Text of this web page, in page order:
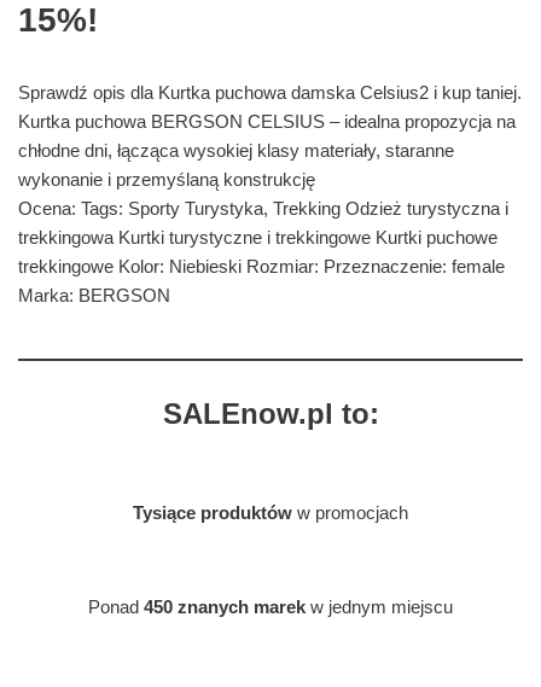
15%!
Sprawdź opis dla Kurtka puchowa damska Celsius2 i kup taniej.
Kurtka puchowa BERGSON CELSIUS – idealna propozycja na
chłodne dni, łącząca wysokiej klasy materiały, staranne
wykonanie i przemyślaną konstrukcję
Ocena: Tags: Sporty Turystyka, Trekking Odzież turystyczna i
trekkingowa Kurtki turystyczne i trekkingowe Kurtki puchowe
trekkingowe Kolor: Niebieski Rozmiar: Przeznaczenie: female
Marka: BERGSON
SALEnow.pl to:
Tysiące produktów w promocjach
Ponad 450 znanych marek w jednym miejscu